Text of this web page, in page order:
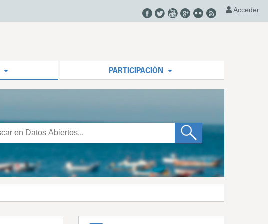
Acceder
PARTICIPACIÓN